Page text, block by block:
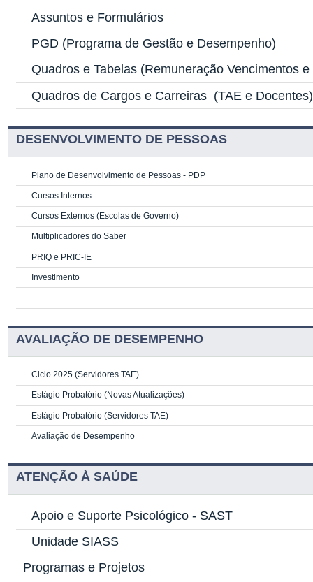
Assuntos e Formulários
PGD (Programa de Gestão e Desempenho)
Quadros e Tabelas (Remuneração Vencimentos
Quadros de Cargos e Carreiras (TAE e Docentes)
DESENVOLVIMENTO DE PESSOAS
Plano de Desenvolvimento de Pessoas - PDP
Cursos Internos
Cursos Externos (Escolas de Governo)
Multiplicadores do Saber
PRIQ e PRIC-IE
Investimento
AVALIAÇÃO DE DESEMPENHO
Ciclo 2025 (Servidores TAE)
Estágio Probatório (Novas Atualizações)
Estágio Probatório (Servidores TAE)
Avaliação de Desempenho
ATENÇÃO À SAÚDE
Apoio e Suporte Psicológico - SAST
Unidade SIASS
Programas e Projetos